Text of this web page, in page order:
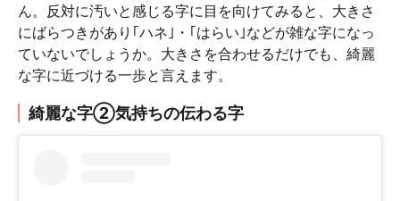
ん。反対に汚いと感じる字に目を向けてみると、大きさ
にばらつきがあり｢ハネ｣・｢はらい｣などが雑な字になっ
ていないでしょうか。大きさを合わせるだけでも、綺麗
な字に近づける一歩と言えます。
綺麗な字②気持ちの伝わる字